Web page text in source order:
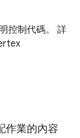
控制代碼。 詳
作業的內容